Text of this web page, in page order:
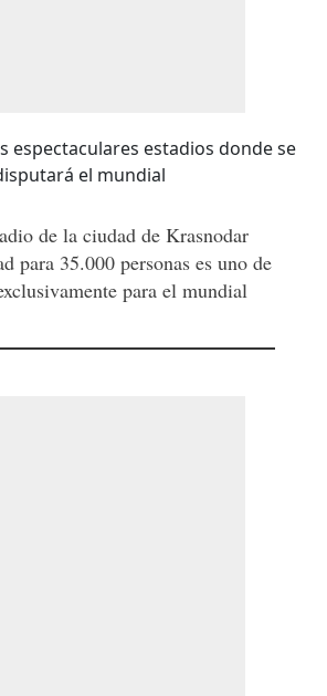
de la ciudad de Krasnodar
para 35.000 personas es uno de
para el mundial